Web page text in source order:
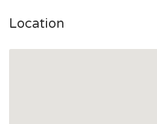
Location